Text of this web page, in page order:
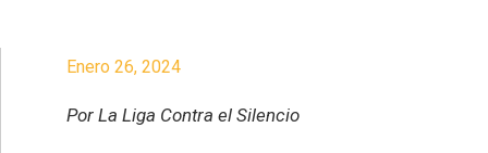
Enero 26, 2024
Por La Liga Contra el Silencio